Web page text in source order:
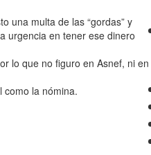
una multa de las “gordas” y
urgencia en tener ese dinero
lo que no figuro en Asnef, ni en
como la nómina.